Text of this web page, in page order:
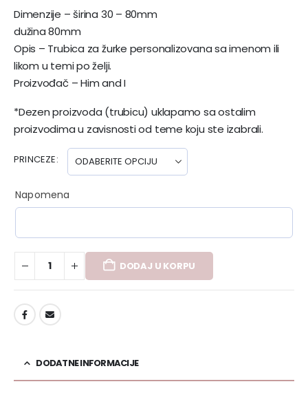
Dimenzije – širina 30 – 80mm
dužina 80mm
Opis – Trubica za žurke personalizovana sa imenom ili
likom u temi po želji.
Proizvođač – Him and I
*Dezen proizvoda (trubicu) uklapamo sa ostalim
proizvodima u zavisnosti od teme koju ste izabrali.
PRINCEZE
Napomena
DODAJ U KORPU
DODATNE INFORMACIJE